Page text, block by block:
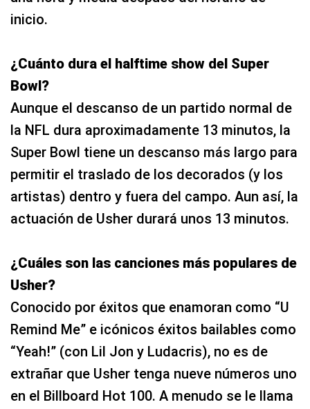
inicio.
¿Cuánto dura el halftime show del Super
Bowl?
Aunque el descanso de un partido normal de
la NFL dura aproximadamente 13 minutos, la
Super Bowl tiene un descanso más largo para
permitir el traslado de los decorados (y los
artistas) dentro y fuera del campo. Aun así, la
actuación de Usher durará unos 13 minutos.
¿Cuáles son las canciones más populares de
Usher?
Conocido por éxitos que enamoran como “U
Remind Me” e icónicos éxitos bailables como
“Yeah!” (con Lil Jon y Ludacris), no es de
extrañar que Usher tenga nueve números uno
en el Billboard Hot 100. A menudo se le llama